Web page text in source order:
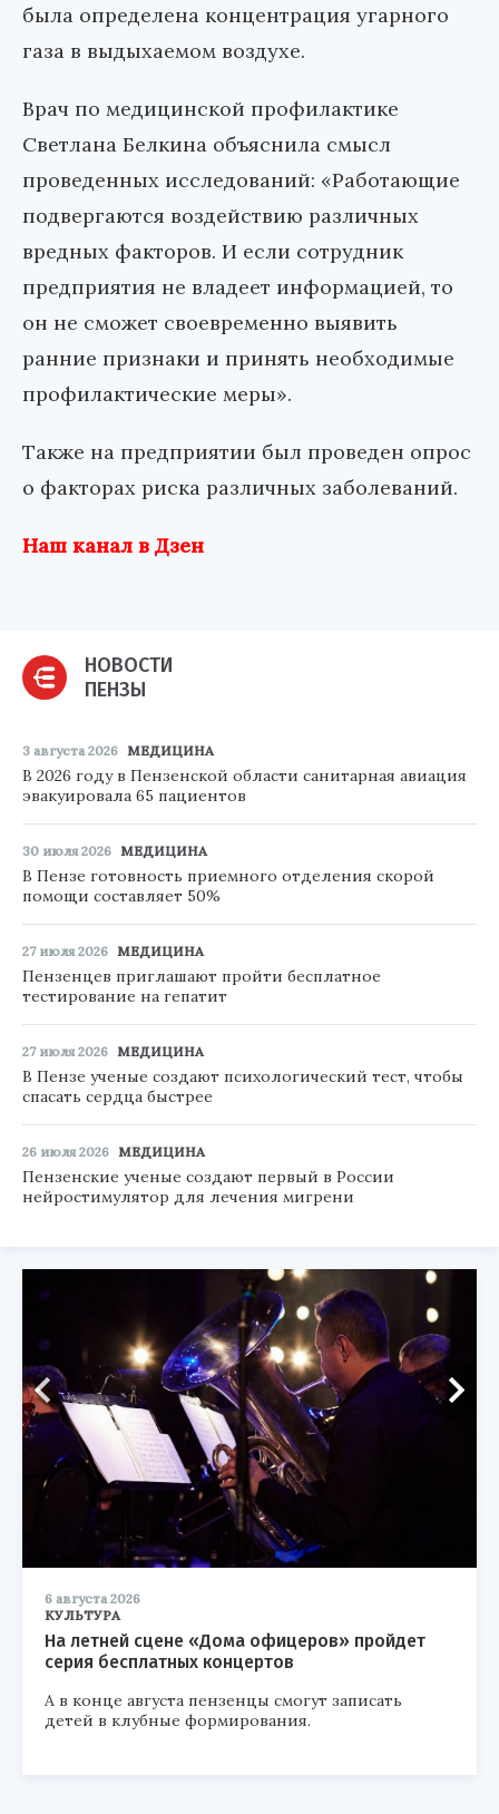
была определена концентрация угарного
газа в выдыхаемом воздухе.
Врач по медицинской профилактике
Светлана Белкина объяснила смысл
проведенных исследований: «Работающие
подвергаются воздействию различных
вредных факторов. И если сотрудник
предприятия не владеет информацией, то
он не сможет своевременно выявить
ранние признаки и принять необходимые
профилактические меры».
Также на предприятии был проведен опрос
о факторах риска различных заболеваний.
Наш канал в Дзен
НОВОСТИ
ПЕНЗЫ
3 августа 2026 МЕДИЦИНА
В 2026 году в Пензенской области санитарная авиация
эвакуировала 65 пациентов
30 июля 2026 МЕДИЦИНА
В Пензе готовность приемного отделения скорой
помощи составляет 50%
27 июля 2026 МЕДИЦИНА
Пензенцев приглашают пройти бесплатное
тестирование на гепатит
27 июля 2026 МЕДИЦИНА
В Пензе ученые создают психологический тест, чтобы
спасать сердца быстрее
26 июля 2026 МЕДИЦИНА
Пензенские ученые создают первый в России
нейростимулятор для лечения мигрени
6 августа 2026
КУЛЬТУРА
На летней сцене «Дома офицеров» пройдет
серия бесплатных концертов
А в конце августа пензенцы смогут записать
детей в клубные формирования.